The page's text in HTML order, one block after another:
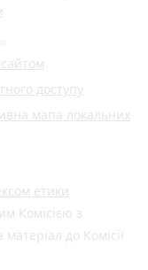
доступу
мапа локальних
етики
Комісією з
до Комісії